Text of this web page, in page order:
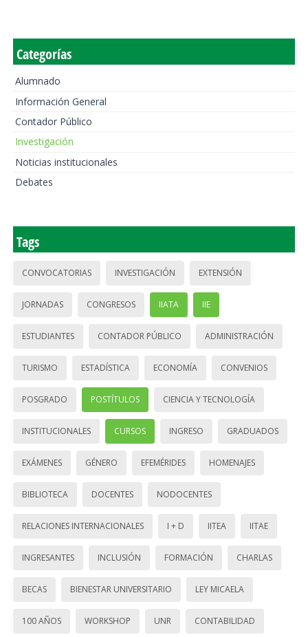
Categorías
Alumnado
Información General
Contador Público
Investigación
Noticias institucionales
Debates
Tags
CONVOCATORIAS INVESTIGACIÓN EXTENSIÓN
JORNADAS CONGRESOS IIATA IIE
ESTUDIANTES CONTADOR PÚBLICO ADMINISTRACIÓN
TURISMO ESTADÍSTICA ECONOMÍA CONVENIOS
POSGRADO POSTÍTULOS CIENCIA Y TECNOLOGÍA
INSTITUCIONALES CURSOS INGRESO GRADUADOS
EXÁMENES GÉNERO EFEMÉRIDES HOMENAJES
BIBLIOTECA DOCENTES NODOCENTES
RELACIONES INTERNACIONALES I + D IITEA IITAE
INGRESANTES INCLUSIÓN FORMACIÓN CHARLAS
BECAS BIENESTAR UNIVERSITARIO LEY MICAELA
100 AÑOS WORKSHOP UNR CONTABILIDAD